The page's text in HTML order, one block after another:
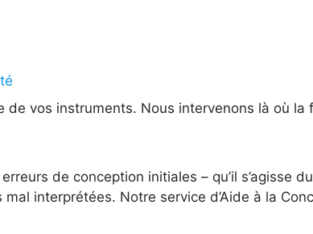
de vos instruments. Nous intervenons là où la
de conception initiales – qu’il s’agisse
interprétées. Notre service d’Aide à la